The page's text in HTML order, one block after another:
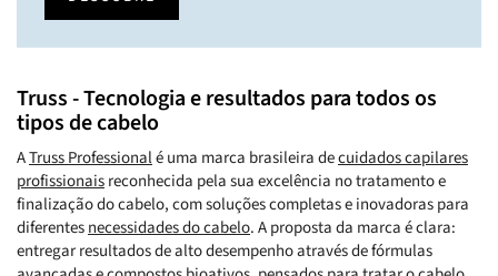
Truss - Tecnologia e resultados para todos os
tipos de cabelo
ATruss Professionalé uma marca brasileira decuidados capilares
profissionaisreconhecida pela sua excelência no tratamento e
finalização do cabelo, com soluções completas e inovadoras para
diferentesnecessidades do cabelo. A proposta da marca é clara:
entregar resultados de alto desempenho através de fórmulas